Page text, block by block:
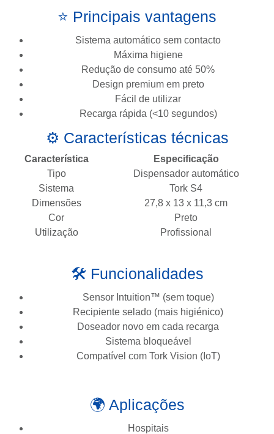
⭐ Principais vantagens
Sistema automático sem contacto
Máxima higiene
Redução de consumo até 50%
Design premium em preto
Fácil de utilizar
Recarga rápida (<10 segundos)
⚙️ Características técnicas
Característica
Especificação
Tipo
Dispensador automático
Sistema
Tork S4
Dimensões
27,8 x 13 x 11,3 cm
Cor
Preto
Utilização
Profissional
🛠️ Funcionalidades
Sensor Intuition™ (sem toque)
Recipiente selado (mais higiénico)
Doseador novo em cada recarga
Sistema bloqueável
Compatível com Tork Vision (IoT)
🌍 Aplicações
Hospitais